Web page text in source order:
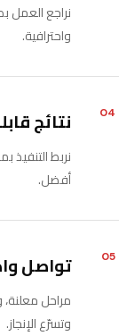
نراجع العمل
واحترافية.
04 نتائج
نربط التنفيذ
أفضل.
05 تواصل
مراحل
وتسرّع الإنجاز.